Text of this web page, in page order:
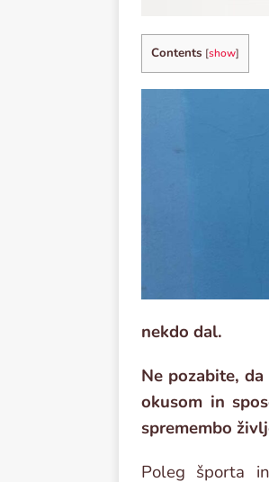
Contents [show]
nekdo dal.
Ne pozabite,
okusom in
spremembo
Poleg športa